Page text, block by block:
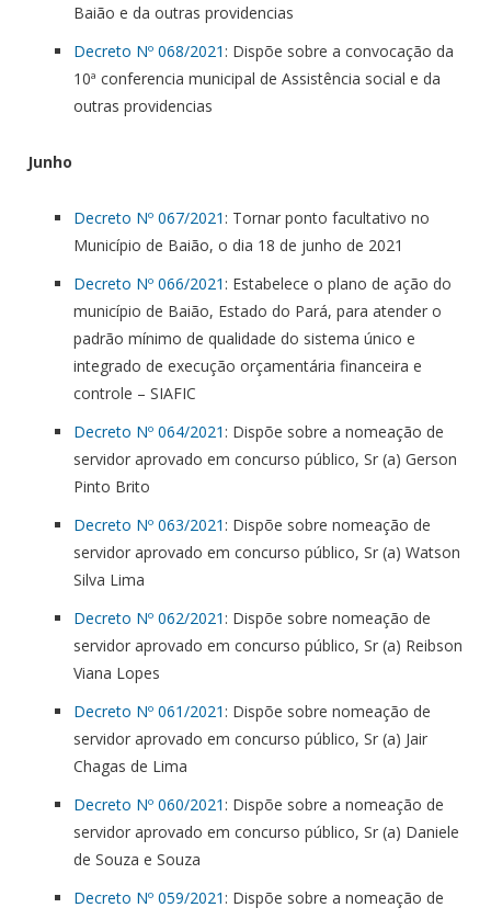
Baião e da outras providencias
Decreto Nº 068/2021 : Dispõe sobre a convocação da
10ª conferencia municipal de Assistência social e da
outras providencias
Junho
Decreto Nº 067/2021 : Tornar ponto facultativo no
Município de Baião, o dia 18 de junho de 2021
Decreto Nº 066/2021 : Estabelece o plano de ação do
município de Baião, Estado do Pará, para atender o
padrão mínimo de qualidade do sistema único e
integrado de execução orçamentária financeira e
controle – SIAFIC
Decreto Nº 064/2021 : Dispõe sobre a nomeação de
servidor aprovado em concurso público, Sr (a) Gerson
Pinto Brito
Decreto Nº 063/2021 : Dispõe sobre nomeação de
servidor aprovado em concurso público, Sr (a) Watson
Silva Lima
Decreto Nº 062/2021 : Dispõe sobre nomeação de
servidor aprovado em concurso público, Sr (a) Reibson
Viana Lopes
Decreto Nº 061/2021 : Dispõe sobre nomeação de
servidor aprovado em concurso público, Sr (a) Jair
Chagas de Lima
Decreto Nº 060/2021 : Dispõe sobre a nomeação de
servidor aprovado em concurso público, Sr (a) Daniele
de Souza e Souza
Decreto Nº 059/2021 : Dispõe sobre a nomeação de